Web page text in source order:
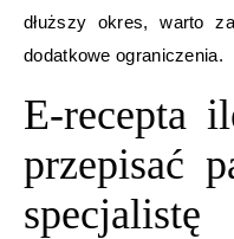
dłuższy okres, warto
dodatkowe ograniczenia.
E-recepta
przepisać